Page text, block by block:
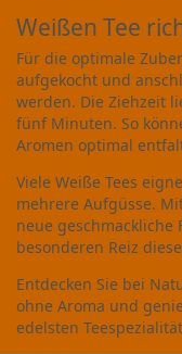
Weißen Tee
Für die optimale
aufgekocht und
werden. Die Ziehzeit
fünf Minuten. So
Aromen optimal
Viele Weiße Tees
mehrere Aufgüsse.
neue geschmackliche
besonderen Reiz
Entdecken Sie bei
ohne Aroma und
edelsten